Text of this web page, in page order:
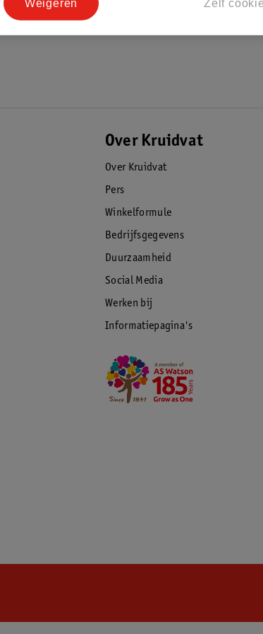
Over Kruidvat
Over Kruidvat
Pers
Winkelformule
Bedrijfsgegevens
Duurzaamheid
Social Media
Werken bij
Informatiepagina's
Zelf
Weigeren